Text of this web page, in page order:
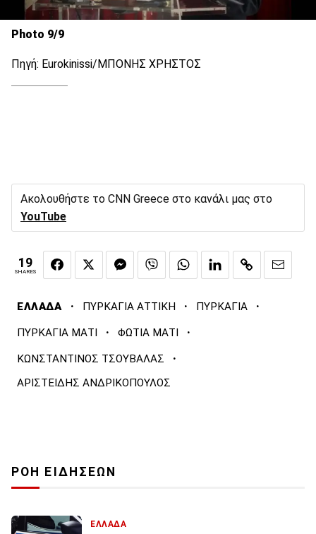
Photo 9/9
Πηγή: Eurokinissi/ΜΠΟΝΗΣ ΧΡΗΣΤΟΣ
Ακολουθήστε το CNN Greece στο κανάλι μας στο
YouTube
19
SHARES
ΕΛΛΑΔΑ · ΠΥΡΚΑΓΙΑ ΑΤΤΙΚΗ · ΠΥΡΚΑΓΙΑ ·
ΠΥΡΚΑΓΙΑ ΜΑΤΙ · ΦΩΤΙΑ ΜΑΤΙ ·
ΚΩΝΣΤΑΝΤΙΝΟΣ ΤΣΟΥΒΑΛΑΣ ·
ΑΡΙΣΤΕΙΔΗΣ ΑΝΔΡΙΚΟΠΟΥΛΟΣ
ΡΟΗ ΕΙΔΗΣΕΩΝ
ΕΛΛΑΔΑ